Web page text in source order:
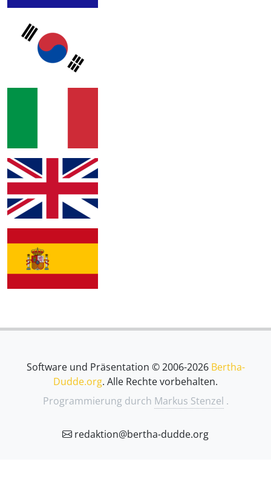
Software und Präsentation © 2006-2026 Bertha-
Dudde.org. Alle Rechte vorbehalten.
Programmierung durch Markus Stenzel .
redaktion@bertha-dudde.org